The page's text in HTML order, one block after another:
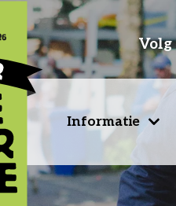
Volg
Informatie